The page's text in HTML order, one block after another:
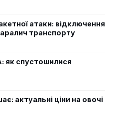
атаки: відключення
транспорту
як спустошилися
актуальні ціни на овочі